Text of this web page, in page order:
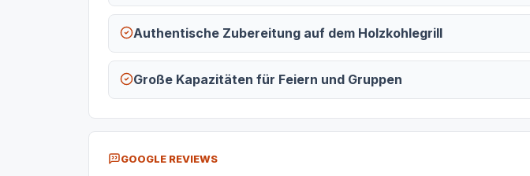
Authentische Zubereitung auf dem Holzkohlegrill
Große Kapazitäten für Feiern und Gruppen
GOOGLE REVIEWS